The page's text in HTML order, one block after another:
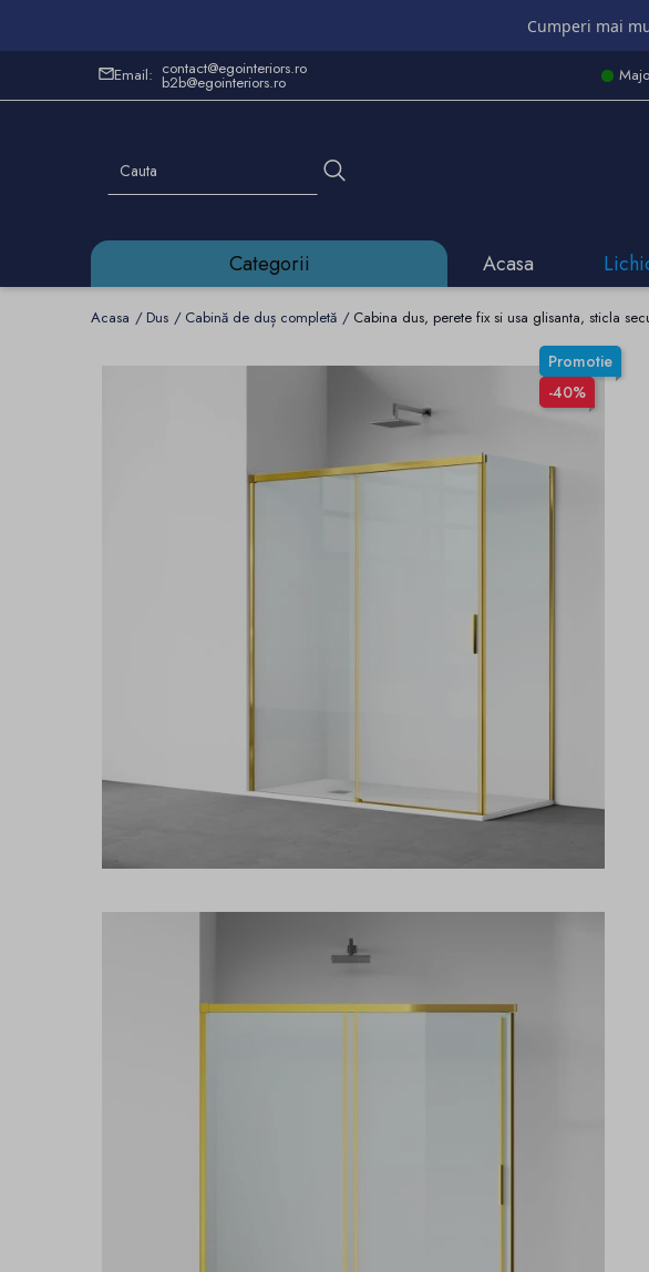
Cumperi mai
Email: contact@egointeriors.ro
b2b@egointeriors.ro
Categorii Acasa
Acasa Dus Cabină de duș completă Cabina dus, perete fix si usa glisanta, sticla
Promotie
-40%